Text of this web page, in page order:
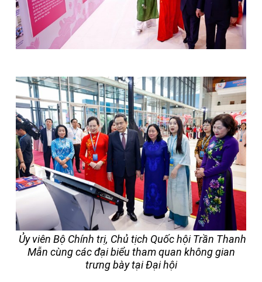
Ủy viên Bộ Chính trị, Chủ tịch Quốc hội Trần Thanh
Mẫn cùng các đại biểu tham quan không gian
trưng bày tại Đại hội